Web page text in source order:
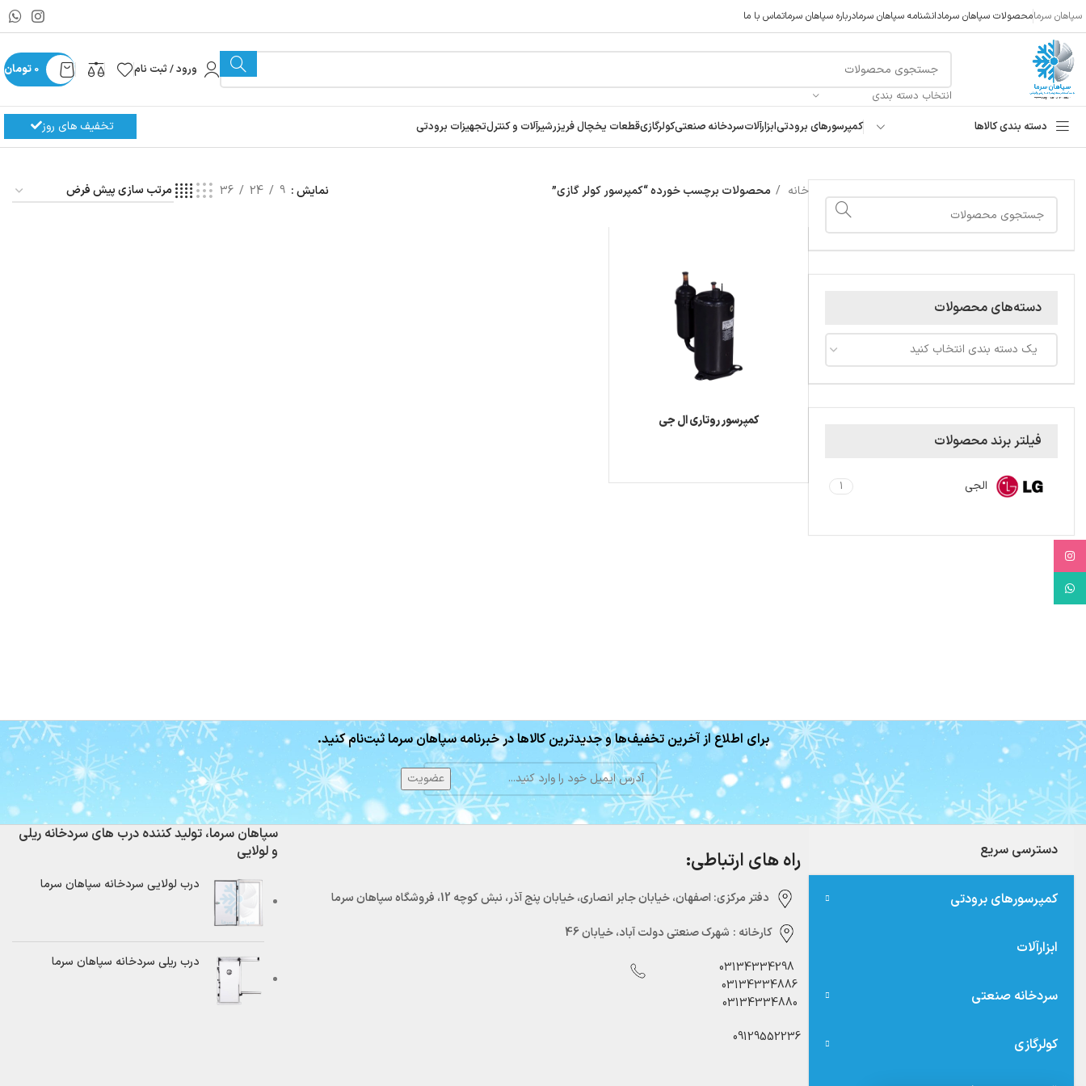
سپاهان سرمامحصولات سپاهان سرمادانشنامه سپاهان سرمادرباره سپاهان سرماتماس با ما
انتخاب دسته بندی
ورود / ثبت نام 0 تومان
دسته بندی کالاها کمپرسورهای برودتیابزارآلاتسردخانه صنعتیکولرگازیقطعات یخچال فریزرشیرآلات و کنترلتجهیزات برودتی تخفیف های روز
دسته‌های محصولات
یک دسته بندی انتخاب کنید
فیلتر برند محصولات
الجی 1
خانه محصولات برچسب خورده “کمپرسور کولر گازی” نمایش 9
24
36
کمپرسور روتاری ال جی
برای اطلاع از آخرین تخفیف‌ها و جدیدترین کالاها در خبرنامه سپاهان سرما ثبت‌نام کنید.
دسترسی سریع
کمپرسورهای برودتی
ابزارآلات
سردخانه صنعتی
کولرگازی
راه های ارتباطی:
دفتر مرکزی:‌ اصفهان، خیابان جابر انصاری، خیابان پنج آذر، نبش کوچه 12، فروشگاه سپاهان سرما
کارخانه : شهرک صنعتی دولت آباد، خیابان 46
03134334298
03134334886
03134334880
09129552236
سپاهان سرما، تولید کننده درب های سردخانه ریلی
و لولایی
درب لولایی سردخانه سپاهان سرما
درب ریلی سردخانه سپاهان سرما